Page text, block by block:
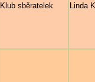
Klub sběratelek Linda